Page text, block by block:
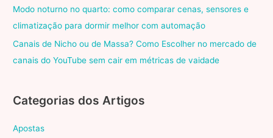
Modo noturno no quarto: como comparar cenas, sensores e
climatização para dormir melhor com automação
Canais de Nicho ou de Massa? Como Escolher no mercado de
canais do YouTube sem cair em métricas de vaidade
Categorias dos Artigos
Apostas